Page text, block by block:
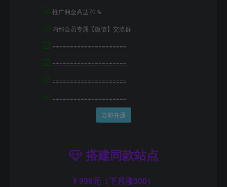
☑ 推广佣金高达70％
☑ 内部会员专属【微信】交流群
☑ =====================
☑ =====================
☑ =====================
☑ =====================
立即开通
搭建同款站点
998元（下月涨300）